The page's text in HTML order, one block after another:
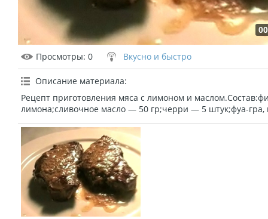
Просмотры: 0 Вкусно и быстро
Описание материала:
Рецепт приготовления мяса с лимоном и
лимона;сливочное масло — 50 гр;черри — 5 штук;фуа-гра,